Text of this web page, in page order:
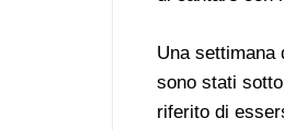
Una settimana
sono stati
riferito di